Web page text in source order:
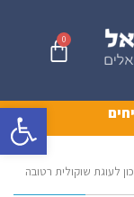
פתח
0
לעוגת שוקולית רטובה